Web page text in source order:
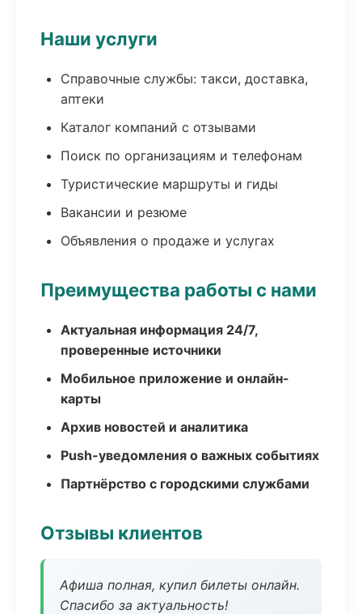
Наши услуги
Справочные службы: такси, доставка,
аптеки
Каталог компаний с отзывами
Поиск по организациям и телефонам
Туристические маршруты и гиды
Вакансии и резюме
Объявления о продаже и услугах
Преимущества работы с нами
Актуальная информация 24/7,
проверенные источники
Мобильное приложение и онлайн-
карты
Архив новостей и аналитика
Push-уведомления о важных событиях
Партнёрство с городскими службами
Отзывы клиентов
Афиша полная, купил билеты онлайн.
Спасибо за актуальность!